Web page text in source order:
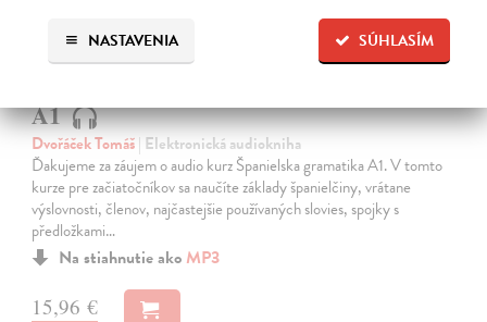
SÚHLASÍM
NASTAVENIA
A1
Dvořáček Tomáš| Elektronická audiokniha
Ďakujeme za záujem o audio kurz Španielska gramatika A1. V tomto
kurze pre začiatočníkov sa naučíte základy španielčiny, vrátane
výslovnosti, členov, najčastejšie používaných slovies, spojky s
předložkami…
Na stiahnutie ako MP3
15,96 €